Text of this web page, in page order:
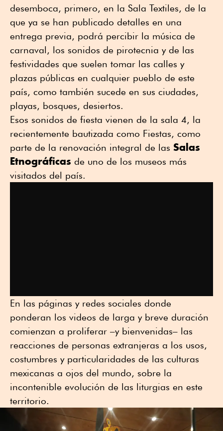
desemboca, primero, en la Sala Textiles, de la
que ya se han publicado detalles en una
entrega previa, podrá percibir la música de
carnaval, los sonidos de pirotecnia y de las
festividades que suelen tomar las calles y
plazas públicas en cualquier pueblo de este
país, como también sucede en sus ciudades,
playas, bosques, desiertos.
Esos sonidos de fiesta vienen de la sala 4, la
recientemente bautizada como Fiestas, como
parte de la renovación integral de las Salas
Etnográficas de uno de los museos más
visitados del país.
En las páginas y redes sociales donde
ponderan los videos de larga y breve duración
comienzan a proliferar –y bienvenidas– las
reacciones de personas extranjeras a los usos,
costumbres y particularidades de las culturas
mexicanas a ojos del mundo, sobre la
incontenible evolución de las liturgias en este
territorio.